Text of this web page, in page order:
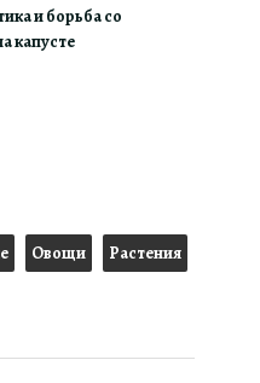
и борьба со
капусте
Овощи
Растения